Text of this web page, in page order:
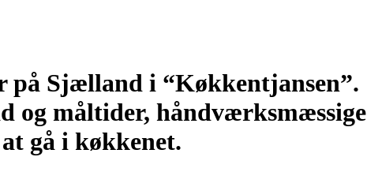
på Sjælland i “Køkkentjansen”.
og måltider, håndværksmæssige
gå i køkkenet.